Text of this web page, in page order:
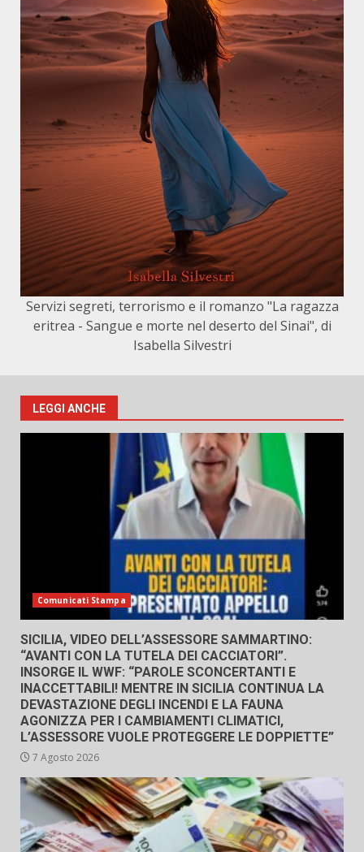
Servizi segreti, terrorismo e il romanzo "La ragazza
eritrea - Sangue e morte nel deserto del Sinai", di
Isabella Silvestri
LEGGI ANCHE
Comunicati Stampa
SICILIA, VIDEO DELL’ASSESSORE SAMMARTINO:
“AVANTI CON LA TUTELA DEI CACCIATORI”.
INSORGE IL WWF: “PAROLE SCONCERTANTI E
INACCETTABILI! MENTRE IN SICILIA CONTINUA LA
DEVASTAZIONE DEGLI INCENDI E LA FAUNA
AGONIZZA PER I CAMBIAMENTI CLIMATICI,
L’ASSESSORE VUOLE PROTEGGERE LE DOPPIETTE”
7 Agosto 2026